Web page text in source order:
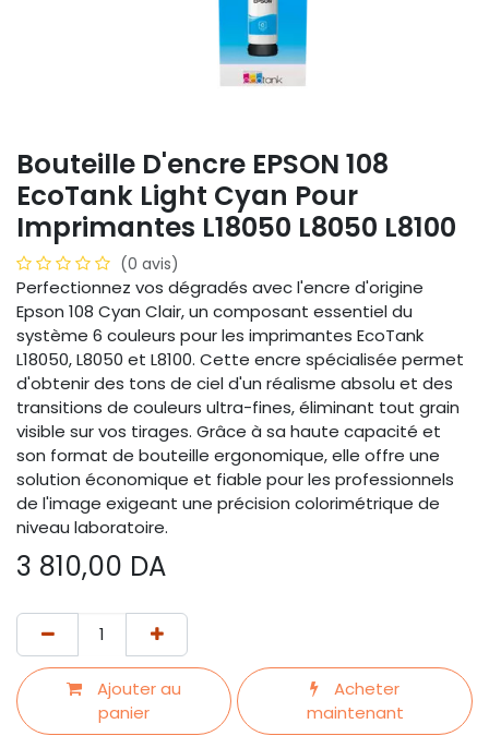
Bouteille D'encre EPSON 108
EcoTank Light Cyan Pour
Imprimantes L18050 L8050 L8100
(0 avis)
Perfectionnez vos dégradés avec l'encre d'origine
Epson 108 Cyan Clair, un composant essentiel du
système 6 couleurs pour les imprimantes EcoTank
L18050, L8050 et L8100. Cette encre spécialisée permet
d'obtenir des tons de ciel d'un réalisme absolu et des
transitions de couleurs ultra-fines, éliminant tout grain
visible sur vos tirages. Grâce à sa haute capacité et
son format de bouteille ergonomique, elle offre une
solution économique et fiable pour les professionnels
de l'image exigeant une précision colorimétrique de
niveau laboratoire.
3 810,00 DA
Ajouter au
panier
Acheter
maintenant